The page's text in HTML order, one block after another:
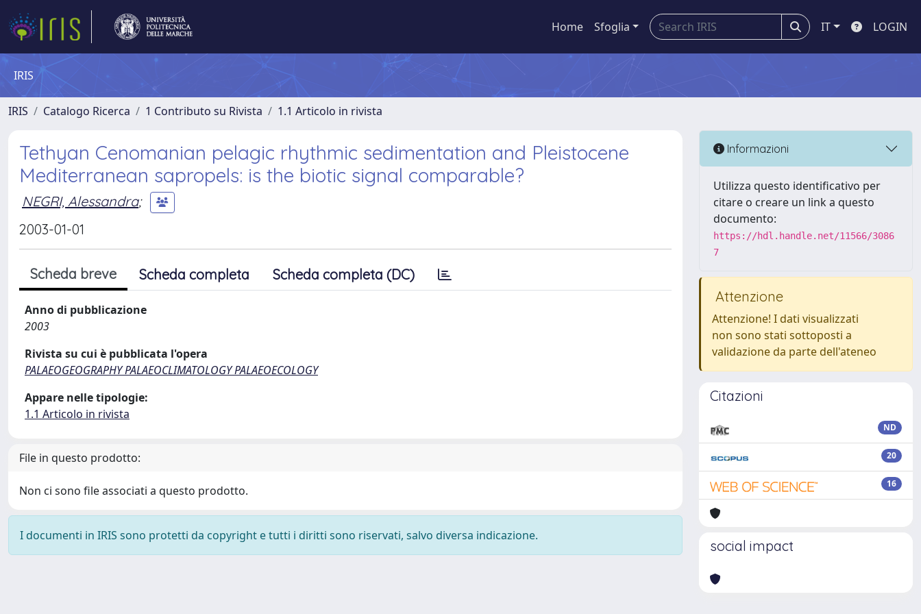
Home Sfoglia IT LOGIN
IRIS
IRIS Catalogo Ricerca 1 Contributo su Rivista 1.1 Articolo in rivista
Tethyan Cenomanian pelagic rhythmic sedimentation and Pleistocene
Mediterranean sapropels: is the biotic signal comparable?
NEGRI, Alessandra;
2003-01-01
Scheda breve Scheda completa Scheda completa (DC)
Anno di pubblicazione
2003
Rivista su cui è pubblicata l'opera
PALAEOGEOGRAPHY PALAEOCLIMATOLOGY PALAEOECOLOGY
Appare nelle tipologie:
1.1 Articolo in rivista
File in questo prodotto:
Non ci sono file associati a questo prodotto.
I documenti in IRIS sono protetti da copyright e tutti i diritti sono riservati, salvo diversa indicazione.
Informazioni
Utilizza questo identificativo per
citare o creare un link a questo
documento:
https://hdl.handle.net/11566/3086
7
Attenzione
Attenzione! I dati visualizzati
non sono stati sottoposti a
validazione da parte dell'ateneo
Citazioni
ND
20
16
social impact